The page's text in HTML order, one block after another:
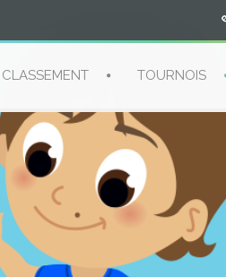
CLASSEMENT TOURNOIS